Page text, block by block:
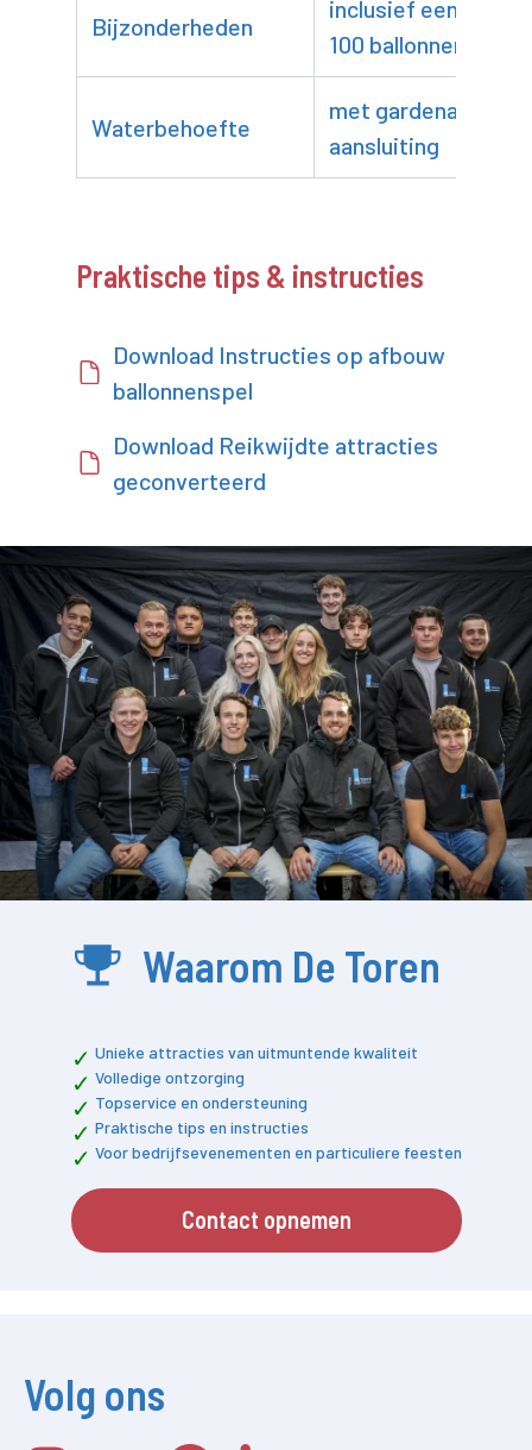
Bijzonderheden
inclusief eenmalig
100 ballonnen
Waterbehoefte
met gardena
aansluiting
Praktische tips & instructies
Download Instructies op afbouw
ballonnenspel
Download Reikwijdte attracties
geconverteerd
Waarom De Toren
Unieke attracties van uitmuntende kwaliteit
Volledige ontzorging
Topservice en ondersteuning
Praktische tips en instructies
Voor bedrijfsevenementen en particuliere feesten
Contact opnemen
Volg ons